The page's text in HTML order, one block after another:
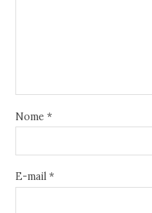
Nome*
E-mail*